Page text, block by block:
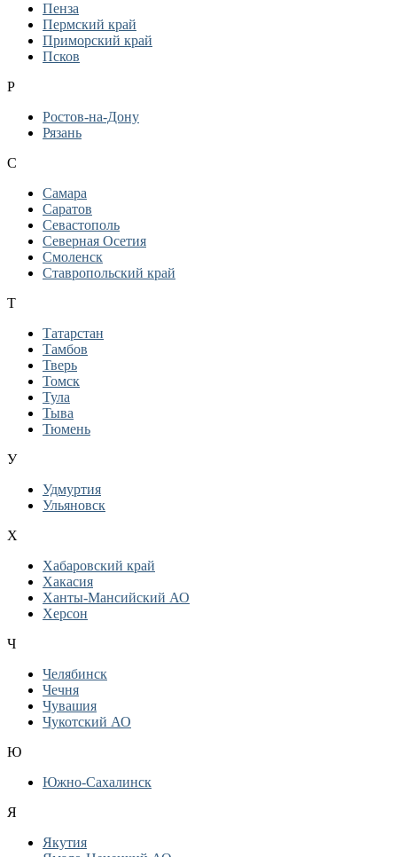
Пенза
Пермский край
Приморский край
Псков
Р
Ростов-на-Дону
Рязань
С
Самара
Саратов
Севастополь
Северная Осетия
Смоленск
Ставропольский край
Т
Татарстан
Тамбов
Тверь
Томск
Тула
Тыва
Тюмень
У
Удмуртия
Ульяновск
Х
Хабаровский край
Хакасия
Ханты-Мансийский АО
Херсон
Ч
Челябинск
Чечня
Чувашия
Чукотский АО
Ю
Южно-Сахалинск
Я
Якутия